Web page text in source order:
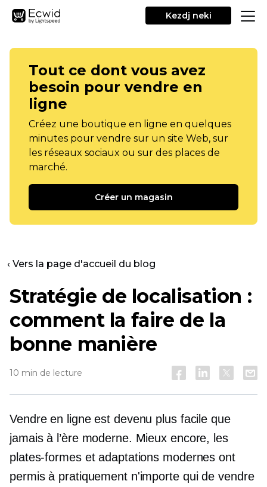
Kezdj neki
Tout ce dont vous avez
besoin pour vendre en
ligne
Créez une boutique en ligne en quelques
minutes pour vendre sur un site Web, sur
les réseaux sociaux ou sur des places de
marché.
Créer un magasin
‹ Vers la page d'accueil du blog
Stratégie de localisation :
comment la faire de la
bonne manière
10 min de lecture
Vendre en ligne est devenu plus facile que
jamais à l’ère moderne. Mieux encore, les
plates-formes et adaptations modernes ont
permis à pratiquement n'importe qui de vendre